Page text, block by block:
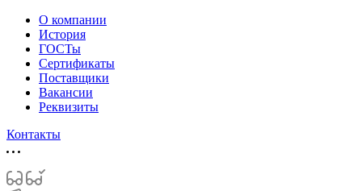
О компании
История
ГОСТы
Сертификаты
Поставщики
Вакансии
Реквизиты
Контакты